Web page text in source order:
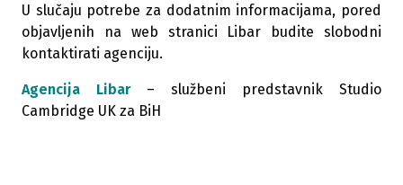
U slučaju potrebe za dodatnim informacijama, pored
objavljenih na web stranici Libar budite slobodni
kontaktirati agenciju.
Agencija Libar– službeni predstavnik Studio
Cambridge UK za BiH